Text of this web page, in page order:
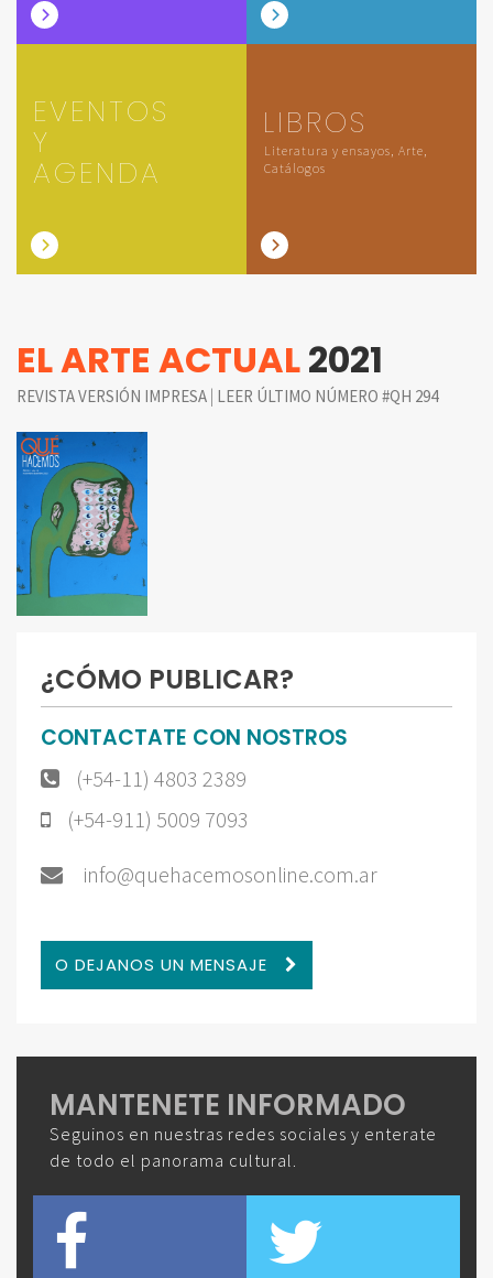
EVENTOS
Y
AGENDA
LIBROS
Literatura y ensayos, Arte,
Catálogos
EL ARTE ACTUAL2021
REVISTA VERSIÓN IMPRESA | LEER ÚLTIMO NÚMERO #QH 294
¿CÓMO PUBLICAR?
CONTACTATE CON NOSTROS
(+54-11) 4803 2389
(+54-911) 5009 7093
info@quehacemosonline.com.ar
O DEJANOS UN MENSAJE
MANTENETE INFORMADO
Seguinos en nuestras redes sociales y enterate
de todo el panorama cultural.